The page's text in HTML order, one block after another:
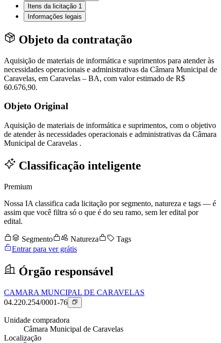
Itens da licitação 1
Informações legais
Objeto da contratação
Aquisição de materiais de informática e suprimentos para atender às
necessidades operacionais e administrativas da Câmara Municipal de
Caravelas, em Caravelas – BA, com valor estimado de R$
60.676,90.
Objeto Original
Aquisição de materiais de informática e suprimentos, com o objetivo
de atender às necessidades operacionais e administrativas da Câmara
Municipal de Caravelas .
Classificação inteligente
Premium
Nossa IA classifica cada licitação por segmento, natureza e tags — é
assim que você filtra só o que é do seu ramo, sem ler edital por
edital.
Segmento Natureza
Tags
Entrar para ver grátis
Órgão responsável
CAMARA MUNCIPAL DE CARAVELAS
04.220.254/0001-76
Unidade compradora
Câmara Municipal de Caravelas
Localização